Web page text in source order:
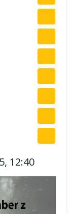
12:40